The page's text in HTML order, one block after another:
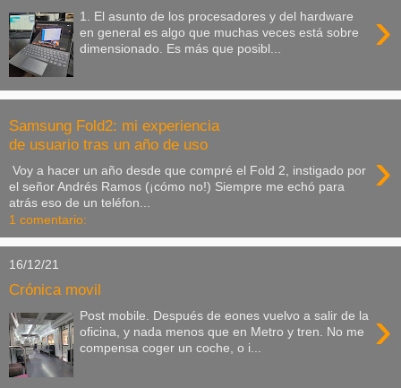
›
1. El asunto de los procesadores y del hardware
en general es algo que muchas veces está sobre
dimensionado. Es más que posibl...
Samsung Fold2: mi experiencia
de usuario tras un año de uso
›
Voy a hacer un año desde que compré el Fold 2, instigado por
el señor Andrés Ramos (¡cómo no!) Siempre me echó para
atrás eso de un teléfon...
1 comentario:
16/12/21
Crónica movil
›
Post mobile. Después de eones vuelvo a salir de la
oficina, y nada menos que en Metro y tren. No me
compensa coger un coche, o i...